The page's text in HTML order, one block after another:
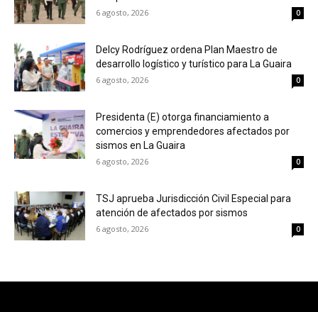
6 agosto, 2026 0
Delcy Rodríguez ordena Plan Maestro de
desarrollo logístico y turístico para La Guaira
6 agosto, 2026 0
Presidenta (E) otorga financiamiento a
comercios y emprendedores afectados por
sismos en La Guaira
6 agosto, 2026 0
TSJ aprueba Jurisdicción Civil Especial para
atención de afectados por sismos
6 agosto, 2026 0